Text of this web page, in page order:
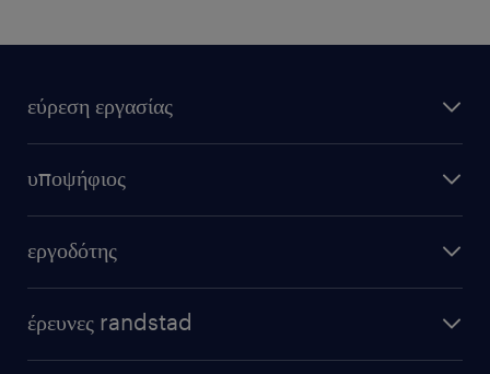
εύρεση εργασίας
υποψήφιος
εργοδότης
έρευνες randstad